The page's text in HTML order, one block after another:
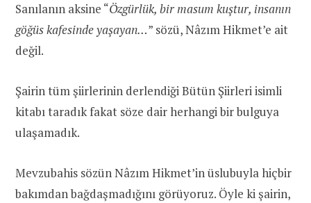
Sanılanın aksine “Özgürlük, bir masum kuştur, insanın
göğüs kafesinde yaşayan…” sözü, Nâzım Hikmet’e ait
değil.
Şairin tüm şiirlerinin derlendiği Bütün Şiirleri isimli
kitabı taradık fakat söze dair herhangi bir bulguya
ulaşamadık.
Mevzubahis sözün Nâzım Hikmet’in üslubuyla hiçbir
bakımdan bağdaşmadığını görüyoruz. Öyle ki şairin,